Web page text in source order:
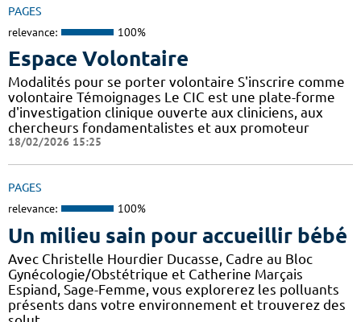
PAGES
relevance: 100%
Espace Volontaire
Modalités pour se porter volontaire S'inscrire comme
volontaire Témoignages Le CIC est une plate-forme
d'investigation clinique ouverte aux cliniciens, aux
chercheurs fondamentalistes et aux promoteur
18/02/2026 15:25
PAGES
relevance: 100%
Un milieu sain pour accueillir bébé
Avec Christelle Hourdier Ducasse, Cadre au Bloc
Gynécologie/Obstétrique et Catherine Marçais
Espiand, Sage-Femme, vous explorerez les polluants
présents dans votre environnement et trouverez des